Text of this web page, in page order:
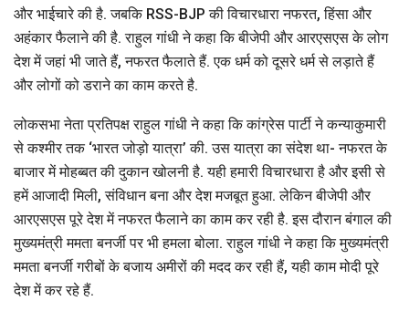
और भाईचारे की है. जबकि RSS-BJP की विचारधारा नफरत, हिंसा और
अहंकार फैलाने की है. राहुल गांधी ने कहा कि बीजेपी और आरएसएस के लोग
देश में जहां भी जाते हैं, नफरत फैलाते हैं. एक धर्म को दूसरे धर्म से लड़ाते हैं
और लोगों को डराने का काम करते है.
लोकसभा नेता प्रतिपक्ष राहुल गांधी ने कहा कि कांग्रेस पार्टी ने कन्याकुमारी
से कश्मीर तक ‘भारत जोड़ो यात्रा’ की. उस यात्रा का संदेश था- नफरत के
बाजार में मोहब्बत की दुकान खोलनी है. यही हमारी विचारधारा है और इसी से
हमें आजादी मिली, संविधान बना और देश मजबूत हुआ. लेकिन बीजेपी और
आरएसएस पूरे देश में नफरत फैलाने का काम कर रही है. इस दौरान बंगाल की
मुख्यमंत्री ममता बनर्जी पर भी हमला बोला. राहुल गांधी ने कहा कि मुख्यमंत्री
ममता बनर्जी गरीबों के बजाय अमीरों की मदद कर रही हैं, यही काम मोदी पूरे
देश में कर रहे हैं.